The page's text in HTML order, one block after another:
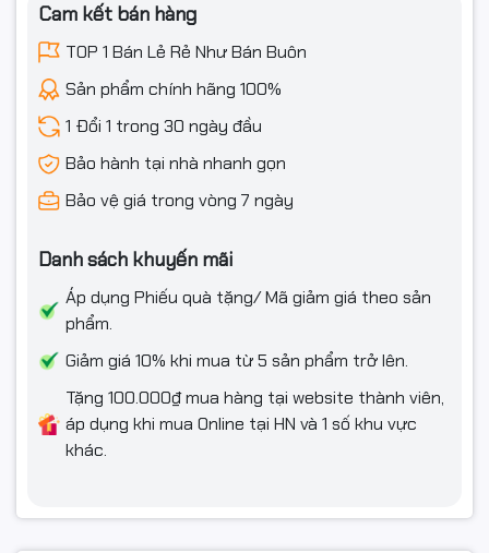
Cam kết bán hàng
TOP 1 Bán Lẻ Rẻ Như Bán Buôn
Sản phẩm chính hãng 100%
1 Đổi 1 trong 30 ngày đầu
Bảo hành tại nhà nhanh gọn
Bảo vệ giá trong vòng 7 ngày
Danh sách khuyến mãi
Áp dụng Phiếu quà tặng/ Mã giảm giá theo sản
phẩm.
Giảm giá 10% khi mua từ 5 sản phẩm trở lên.
Tặng 100.000₫ mua hàng tại website thành viên,
áp dụng khi mua Online tại HN và 1 số khu vực
khác.